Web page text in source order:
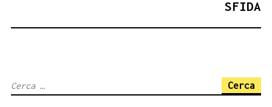
SFIDA
Ricerca